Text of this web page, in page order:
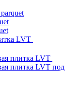
LVT
плитка LVT
плитка LVT под